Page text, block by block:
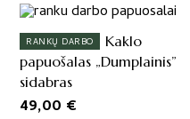
RANKŲ DARBO
Kaklo
papuošalas „Dumplainis”
sidabras
49,00 €